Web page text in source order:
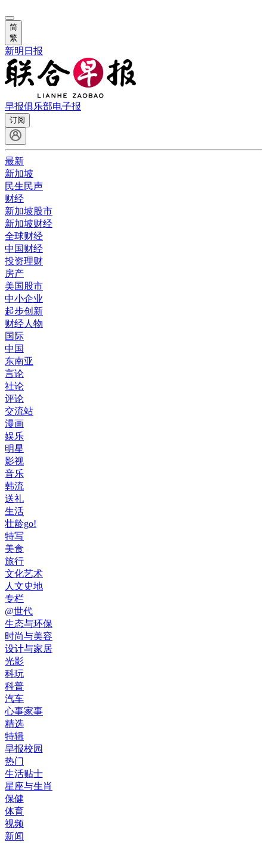
简
繁
新明日报
早报俱乐部电子报
订阅
最新
新加坡
民生民声
财经
新加坡股市
新加坡财经
全球财经
中国财经
投资理财
房产
美国股市
中小企业
起步创新
财经人物
国际
中国
东南亚
言论
社论
评论
交流站
漫画
娱乐
明星
影视
音乐
韩流
送礼
生活
壮龄go!
特写
美食
旅行
文化艺术
人文史地
专栏
@世代
生态与环保
时尚与美容
设计与家居
光影
科玩
科普
汽车
心事家事
精选
特辑
早报校园
热门
生活贴士
星座与生肖
保健
体育
视频
新闻